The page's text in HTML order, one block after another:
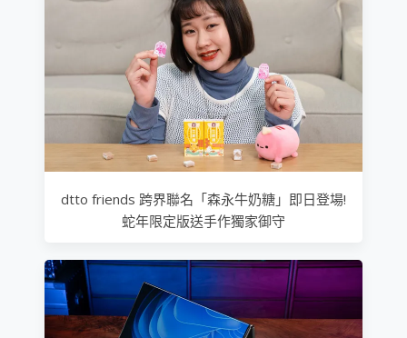
dtto friends 跨界聯名「森永牛奶糖」即日登場!
蛇年限定版送手作獨家御守